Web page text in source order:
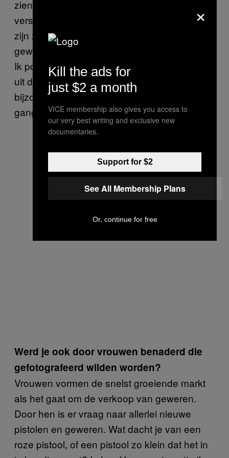
zien, waar een kamer in zat met een
verschuifbare wand. Daarachter bewaarde hij
zijn zeer uitgebreide collectie aan pistolen en
geweren. Hij is gewoon een trotse hobbyist.
Ik portretteerde hem met een Tommy-geweer
uit de jaren dertig. Dat was echt een
bijzonder object; de vorige eigenaar, een
gangster, stierf met dat ding in zijn handen.
Werd je ook door vrouwen benaderd die
gefotografeerd wilden worden?
Vrouwen vormen de snelst groeiende markt
als het gaat om de verkoop van geweren.
Door hen is er vraag naar allerlei nieuwe
pistolen en geweren. Wat dacht je van een
roze pistool, of een pistool zo klein dat het in
×
Kill the ads for
just $2 a month
VICE membership also gives you access to
our very best writing and exclusive new
documentaries.
Support for $2
See All Membership Plans
Or, continue for free